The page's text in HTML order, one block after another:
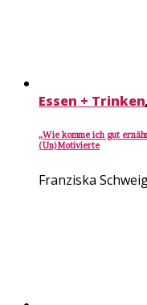
Essen + Trinken
„Wie komme ich gut
(Un)Motivierte
Franziska